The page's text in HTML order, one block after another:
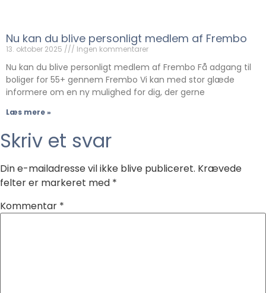
Nu kan du blive personligt medlem af Frembo
13. oktober 2025 Ingen kommentarer
Nu kan du blive personligt medlem af Frembo Få adgang til
boliger for 55+ gennem Frembo Vi kan med stor glæde
informere om en ny mulighed for dig, der gerne
Læs mere »
Skriv et svar
Din e-mailadresse vil ikke blive publiceret. Krævede
felter er markeret med *
Kommentar *